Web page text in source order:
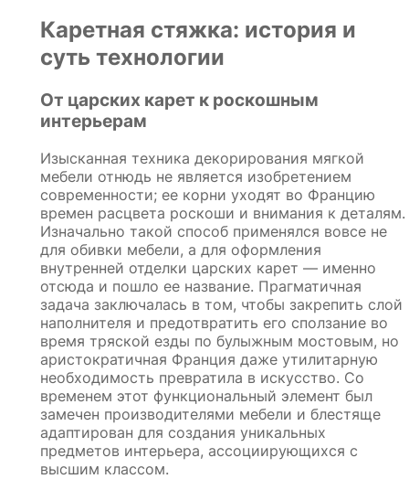
Каретная стяжка: история и
суть технологии
От царских карет к роскошным
интерьерам
Изысканная техника декорирования мягкой
мебели отнюдь не является изобретением
современности; ее корни уходят во Францию
времен расцвета роскоши и внимания к деталям.
Изначально такой способ применялся вовсе не
для обивки мебели, а для оформления
внутренней отделки царских карет — именно
отсюда и пошло ее название. Прагматичная
задача заключалась в том, чтобы закрепить слой
наполнителя и предотвратить его сползание во
время тряской езды по булыжным мостовым, но
аристократичная Франция даже утилитарную
необходимость превратила в искусство. Со
временем этот функциональный элемент был
замечен производителями мебели и блестяще
адаптирован для создания уникальных
предметов интерьера, ассоциирующихся с
высшим классом.